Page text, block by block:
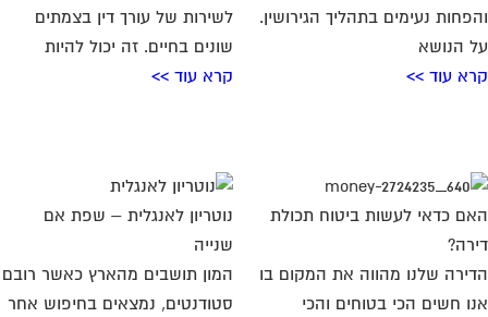
נעימים בתהליך הגירושין.
הנושא
עוד >>
לשירות של עורך דין בצמתים
שונים בחיים. זה יכול להיות
קרא עוד >>
כדאי לעשות ביטוח תכולת
שלנו מהווה את המקום בו
חשים הכי בטוחים והכי
נוטריון לאנגלית – שפת אם
שנייה
המון תושבים מהארץ כאשר רובם
סטודנטים, נמצאים בחיפוש אחר